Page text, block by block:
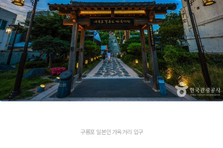
구룡포 일본인 가옥거리 입구